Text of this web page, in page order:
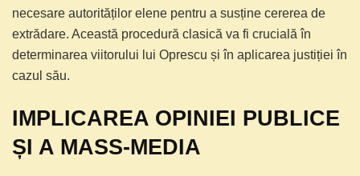
necesare autorităților elene pentru a susține cererea de
extrădare. Această procedură clasică va fi crucială în
determinarea viitorului lui Oprescu și în aplicarea justiției în
cazul său.
IMPLICAREA OPINIEI PUBLICE
ȘI A MASS-MEDIA